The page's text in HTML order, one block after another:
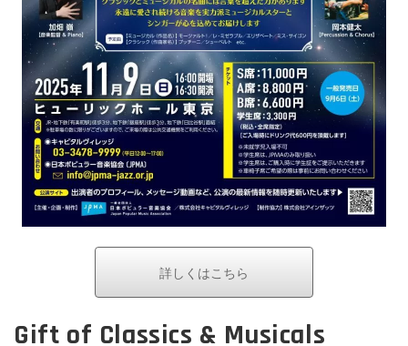
詳しくはこちら
Gift of Classics & Musicals